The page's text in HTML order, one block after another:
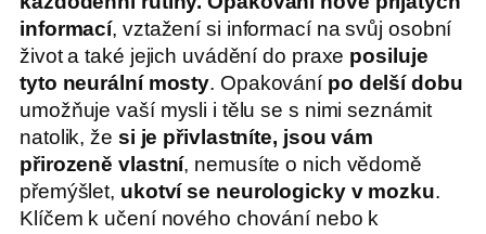
informací, vztažení si informací na svůj osobní
život a také jejich uvádění do praxe posiluje
tyto neurální mosty. Opakování po delší dobu
umožňuje vaší mysli i tělu se s nimi seznámit
natolik, že si je přivlastníte, jsou vám
přirozeně vlastní, nemusíte o nich vědomě
přemýšlet, ukotví se neurologicky v mozku.
Klíčem k učení nového chování nebo k